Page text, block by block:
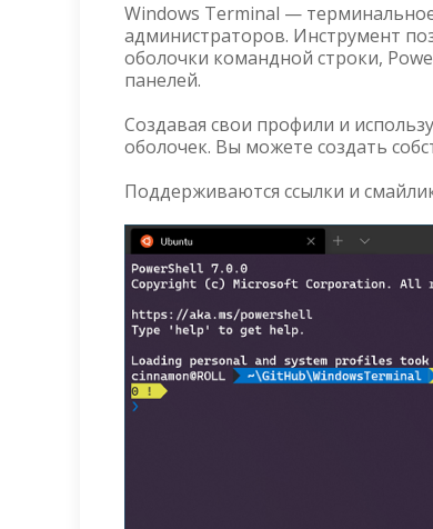
Windows Terminal —
администраторов. Инструмент
оболочки командной строки,
панелей.
Создавая свои профили и
оболочек. Вы можете создать
Поддерживаются ссылки и